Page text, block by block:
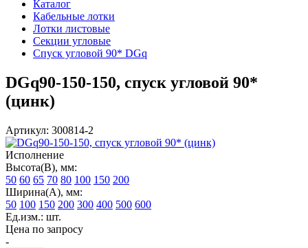
Каталог
Кабельные лотки
Лотки листовые
Секции угловые
Спуск угловой 90* DGq
DGq90-150-150, спуск угловой 90*
(цинк)
Артикул: 300814-2
Исполнение
Высота(В), мм:
50 60 65 70 80 100 150 200
Ширина(А), мм:
50 100 150 200 300 400 500 600
Ед.изм.: шт.
Цена по запросу
-